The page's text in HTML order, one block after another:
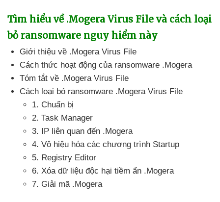
Tìm hiểu về .Mogera Virus File và cách loại
bỏ ransomware nguy hiểm này
Giới thiệu về .Mogera Virus File
Cách thức hoạt động của ransomware .Mogera
Tóm tắt về .Mogera Virus File
Cách loại bỏ ransomware .Mogera Virus File
1. Chuẩn bị
2. Task Manager
3. IP liên quan đến .Mogera
4. Vô hiệu hóa các chương trình Startup
5. Registry Editor
6. Xóa dữ liệu độc hại tiềm ẩn .Mogera
7. Giải mã .Mogera